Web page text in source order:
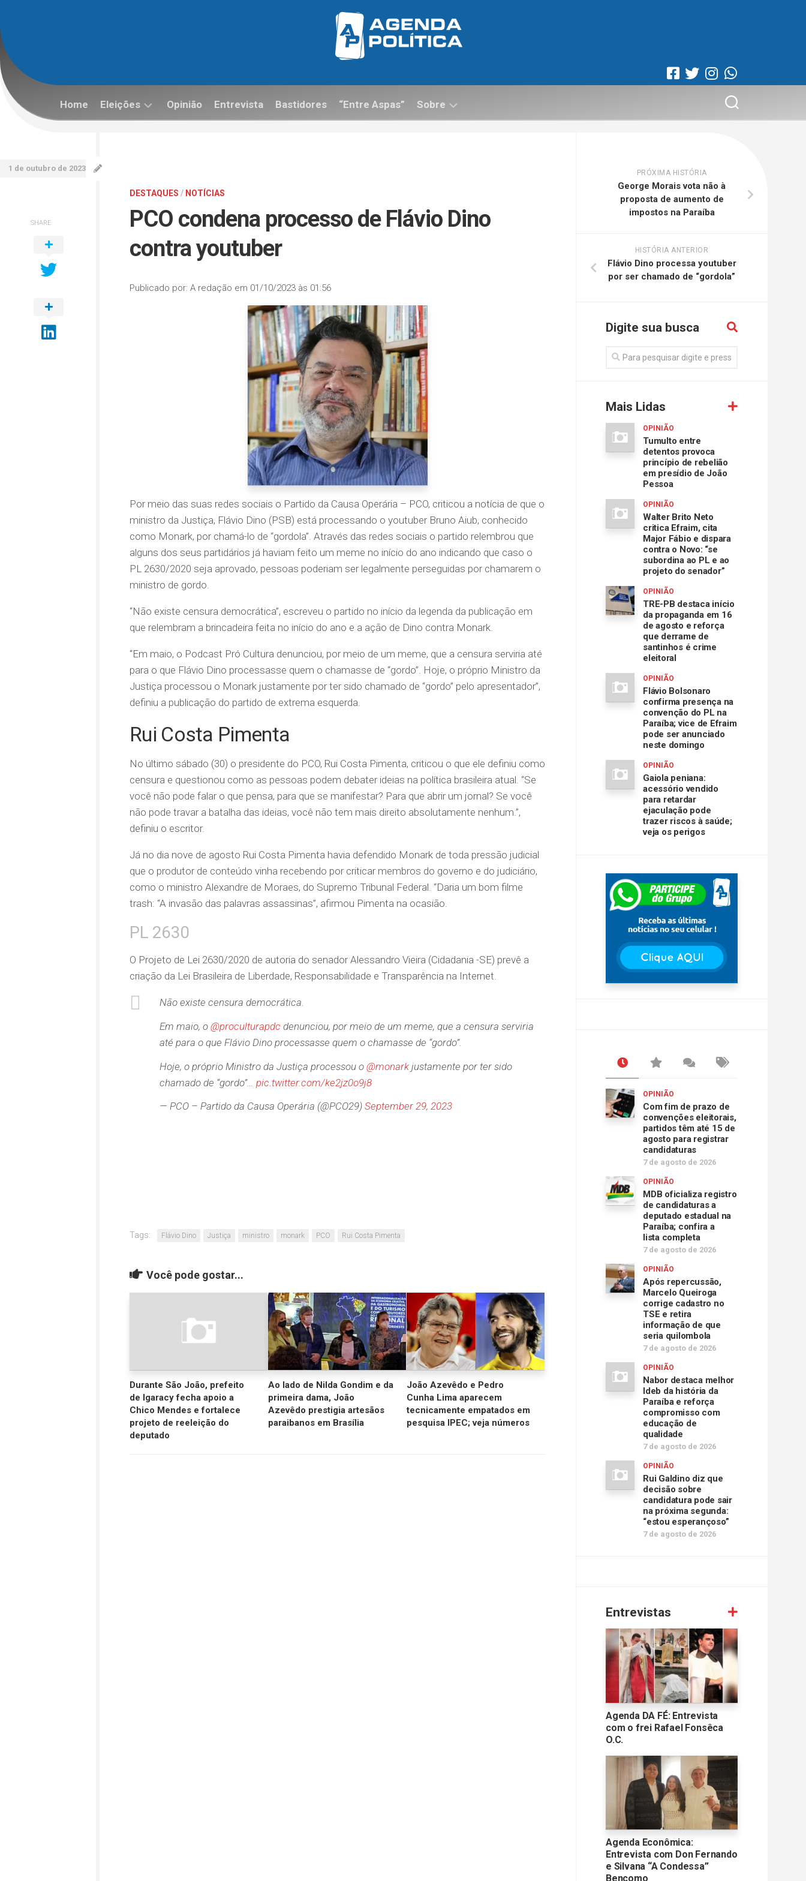
content
Home Eleições Opinião Entrevista Bastidores “Entre Aspas” Sobre
DESTAQUES / NOTÍCIAS
PCO condena processo de Flávio Dino
contra youtuber
Publicado por: A redação em 01/10/2023 às 01:56
1 de outubro de 2023
Por meio das suas redes sociais o Partido da Causa Operária – PCO, criticou a notícia de que o
ministro da Justiça, Flávio Dino (PSB) está processando o youtuber Bruno Aiub, conhecido
como Monark, por chamá-lo de “gordola”. Através das redes sociais o partido relembrou que
alguns dos seus partidários já haviam feito um meme no início do ano indicando que caso o
PL 2630/2020 seja aprovado, pessoas poderiam ser legalmente perseguidas por chamarem o
ministro de gordo.
“Não existe censura democrática”, escreveu o partido no início da legenda da publicação em
que relembram a brincadeira feita no início do ano e a ação de Dino contra Monark.
“Em maio, o Podcast Pró Cultura denunciou, por meio de um meme, que a censura serviria até
para o que Flávio Dino processasse quem o chamasse de “gordo”. Hoje, o próprio Ministro da
Justiça processou o Monark justamente por ter sido chamado de “gordo” pelo apresentador”,
definiu a publicação do partido de extrema esquerda.
Rui Costa Pimenta
No último sábado (30) o presidente do PCO, Rui Costa Pimenta, criticou o que ele definiu como
censura e questionou como as pessoas podem debater ideias na política brasileira atual. “Se
você não pode falar o que pensa, para que se manifestar? Para que abrir um jornal? Se você
não pode travar a batalha das ideias, você não tem mais direito absolutamente nenhum.”,
definiu o escritor.
Já no dia nove de agosto Rui Costa Pimenta havia defendido Monark de toda pressão judicial
que o produtor de conteúdo vinha recebendo por criticar membros do governo e do judiciário,
como o ministro Alexandre de Moraes, do Supremo Tribunal Federal. “Daria um bom filme
trash: “A invasão das palavras assassinas”, afirmou Pimenta na ocasião.
PL 2630
O Projeto de Lei 2630/2020 de autoria do senador Alessandro Vieira (Cidadania -SE) prevê a
criação da Lei Brasileira de Liberdade, Responsabilidade e Transparência na Internet.
Não existe censura democrática.
Em maio, o @proculturapdc denunciou, por meio de um meme, que a censura serviria
até para o que Flávio Dino processasse quem o chamasse de “gordo”.
Hoje, o próprio Ministro da Justiça processou o @monark justamente por ter sido
chamado de “gordo”… pic.twitter.com/ke2jz0o9j8
— PCO – Partido da Causa Operária (@PCO29) September 29, 2023
Tags: Flávio Dino Justiça ministro monark PCO Rui Costa Pimenta
SHARE
Você pode gostar...
Durante São João, prefeito
de Igaracy fecha apoio a
Chico Mendes e fortalece
projeto de reeleição do
deputado
Ao lado de Nilda Gondim e da
primeira dama, João
Azevêdo prestigia artesãos
paraibanos em Brasília
João Azevêdo e Pedro
Cunha Lima aparecem
tecnicamente empatados em
pesquisa IPEC; veja números
PRÓXIMA HISTÓRIA
George Morais vota não à
proposta de aumento de
impostos na Paraíba
HISTÓRIA ANTERIOR
Flávio Dino processa youtuber
por ser chamado de “gordola”
Digite sua busca
Mais Lidas
OPINIÃO
Tumulto entre
detentos provoca
princípio de rebelião
em presídio de João
Pessoa
OPINIÃO
Walter Brito Neto
critica Efraim, cita
Major Fábio e dispara
contra o Novo: “se
subordina ao PL e ao
projeto do senador”
OPINIÃO
TRE-PB destaca início
da propaganda em 16
de agosto e reforça
que derrame de
santinhos é crime
eleitoral
OPINIÃO
Flávio Bolsonaro
confirma presença na
convenção do PL na
Paraíba; vice de Efraim
pode ser anunciado
neste domingo
OPINIÃO
Gaiola peniana:
acessório vendido
para retardar
ejaculação pode
trazer riscos à saúde;
veja os perigos
OPINIÃO
Com fim de prazo de
convenções eleitorais,
partidos têm até 15 de
agosto para registrar
candidaturas
7 de agosto de 2026
OPINIÃO
MDB oficializa registro
de candidaturas a
deputado estadual na
Paraíba; confira a
lista completa
7 de agosto de 2026
OPINIÃO
Após repercussão,
Marcelo Queiroga
corrige cadastro no
TSE e retira
informação de que
seria quilombola
7 de agosto de 2026
OPINIÃO
Nabor destaca melhor
Ideb da história da
Paraíba e reforça
compromisso com
educação de
qualidade
7 de agosto de 2026
OPINIÃO
Rui Galdino diz que
decisão sobre
candidatura pode sair
na próxima segunda:
“estou esperançoso”
7 de agosto de 2026
Entrevistas
Agenda DA FÉ: Entrevista
com o frei Rafael Fonsêca
O.C.
Agenda Econômica:
Entrevista com Don Fernando
e Silvana “A Condessa”
Bencomo